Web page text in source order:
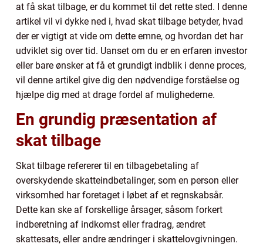
at få skat tilbage, er du kommet til det rette sted. I denne
artikel vil vi dykke ned i, hvad skat tilbage betyder, hvad
der er vigtigt at vide om dette emne, og hvordan det har
udviklet sig over tid. Uanset om du er en erfaren investor
eller bare ønsker at få et grundigt indblik i denne proces,
vil denne artikel give dig den nødvendige forståelse og
hjælpe dig med at drage fordel af mulighederne.
En grundig præsentation af
skat tilbage
Skat tilbage refererer til en tilbagebetaling af
overskydende skatteindbetalinger, som en person eller
virksomhed har foretaget i løbet af et regnskabsår.
Dette kan ske af forskellige årsager, såsom forkert
indberetning af indkomst eller fradrag, ændret
skattesats, eller andre ændringer i skattelovgivningen.